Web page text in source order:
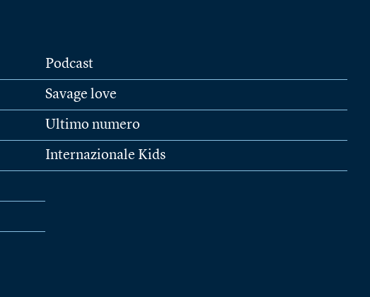
Podcast
Savage love
Ultimo numero
Internazionale Kids